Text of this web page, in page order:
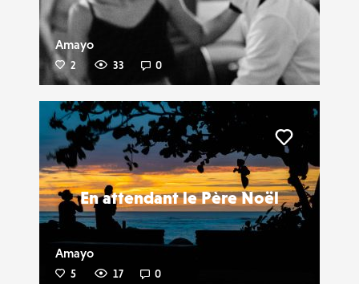
Amayo
2 33 0
En attendant le Père Noël
Amayo
5 17 0